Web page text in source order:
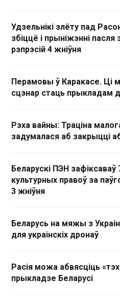
Удзельнікі злёту пад
збіццё і прыніжэнні пасля
рэпрэсій 4 жніўня
Перамовы ў Каракасе. Ці
сцэнар стаць прыкладам
Рэха вайны: Траціна
задумалася аб закрыцці
Беларускі ПЭН
культурных правоў за
3 жніўня
Беларусь на мяжы з
для украінскіх дронаў
Расія можа абвясціць
прыкладзе Беларусі